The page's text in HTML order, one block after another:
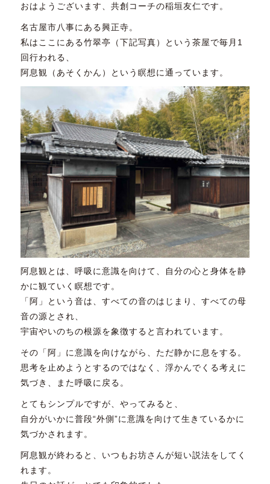
おはようございます、共創コーチの稲垣友仁です。
名古屋市八事にある興正寺。
私はここにある竹翠亭（下記写真）という茶屋で毎月1
回行われる、
阿息観（あそくかん）という瞑想に通っています。
阿息観とは、呼吸に意識を向けて、自分の心と身体を静
かに観ていく瞑想です。
「阿」という音は、すべての音のはじまり、すべての母
音の源とされ、
宇宙やいのちの根源を象徴すると言われています。
その「阿」に意識を向けながら、ただ静かに息をする。
思考を止めようとするのではなく、浮かんでくる考えに
気づき、また呼吸に戻る。
とてもシンプルですが、やってみると、
自分がいかに普段“外側”に意識を向けて生きているかに
気づかされます。
阿息観が終わると、いつもお坊さんが短い説法をしてく
れます。